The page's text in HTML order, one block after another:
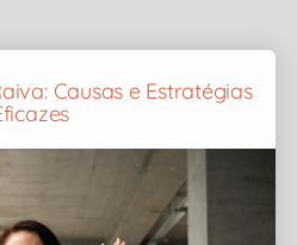
Causas e Estratégias